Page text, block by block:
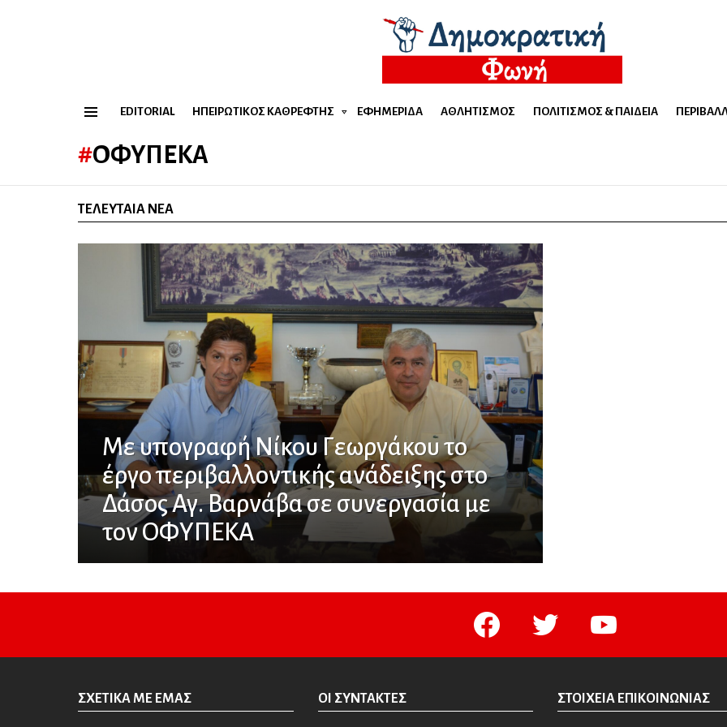
EDITORIAL ΗΠΕΙΡΏΤΙΚΟΣ ΚΑΘΡΈΦΤΗΣ ΕΦΗΜΕΡΊΔΑ ΑΘΛΗΤΙΣΜΌΣ ΠΟΛΙΤΙΣΜΌΣ & ΠΑΙΔΕΊΑ
ΟΦΥΠΕΚΑ
ΤΕΛΕΥΤΑΊΑ ΝΈΑ
Με υπογραφή Νίκου Γεωργάκου το
έργο περιβαλλοντικής ανάδειξης στο
Δάσος Αγ. Βαρνάβα σε συνεργασία με
τον ΟΦΥΠΕΚΑ
facebook twitter youtube
ΣΧΕΤΙΚΆ ΜΕ ΕΜΆΣ ΟΙ ΣΥΝΤΆΚΤΕΣ ΣΤΟΙΧΕΊΑ ΕΠΙΚΟΙΝΩΝΊΑΣ